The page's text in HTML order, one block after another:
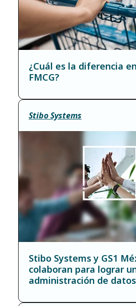
¿Cuál es la diferencia
FMCG?
Stibo Systems
Stibo Systems y GS1
colaboran para lograr
administración de datos